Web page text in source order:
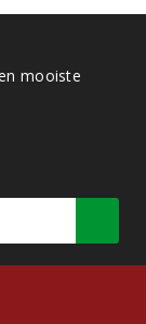
mooiste